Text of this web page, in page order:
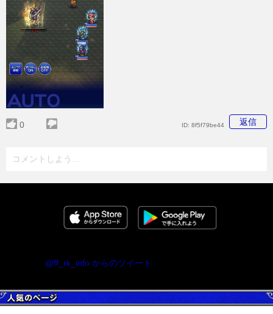
0 返信
ID: 8f5f79be44
コメントしよう...
@ff_rk_info からのツイート